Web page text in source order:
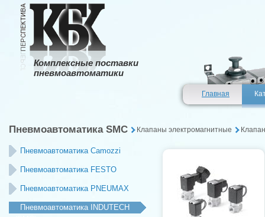
Комплексные поставки
пневмоавтоматики
Главная
Пневмоавтоматика SMC Клапаны электромагнитные
Пневмоавтоматика Camozzi
Пневмоавтоматика FESTO
Пневмоавтоматика PNEUMAX
Пневмоавтоматика INDUTECH